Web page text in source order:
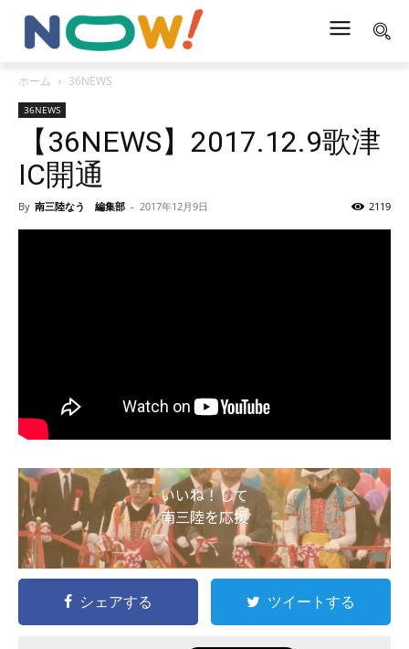
ホーム 36NEWS
36NEWS
【36NEWS】2017.12.9歌津
IC開通
By 南三陸なう 編集部 - 2017年12月9日 2119
いいね！して
南三陸を応援
シェアする ツイートする